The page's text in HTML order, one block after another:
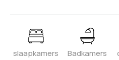
slaapkamers Badkamers